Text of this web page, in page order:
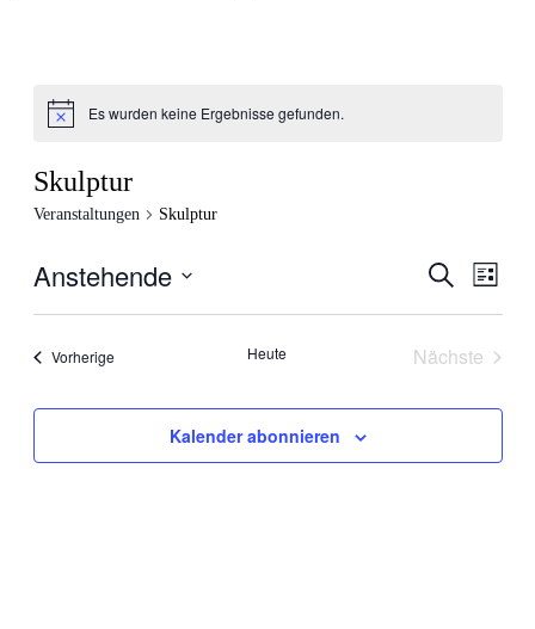
Es wurden keine Ergebnisse gefunden.
Skulptur
Veranstaltungen Skulptur
Suche
Liste
Anstehende
VorherigeVeranstaltungen Heute
Nächste
Kalender abonnieren